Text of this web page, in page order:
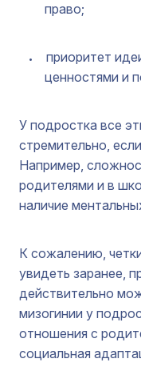
право;
приоритет
ценностями и
У подростка все
стремительно,
Например,
родителями и в
наличие
К сожалению,
увидеть заранее,
действительно
мизогинии у
отношения с
социальная